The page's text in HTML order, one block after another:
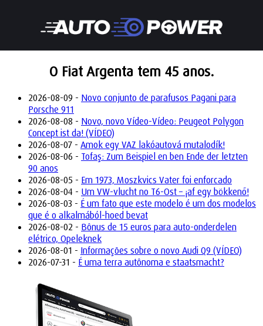
O Fiat Argenta tem 45 anos.
2026-08-09 - Novo conjunto de parafusos Pagani para
Porsche 911
2026-08-08 - Novo, novo Vídeo-Vídeo: Peugeot Polygon
Concept ist da! (VÍDEO)
2026-08-07 - Amok egy VAZ lakóautová mutalodík!
2026-08-06 - Tofaş: Zum Beispiel en ben Ende der letzten
90 anos
2026-08-05 - Em 1973, Moszkvics Vater foi enforcado
2026-08-04 - Um VW-vlucht no T6-Ost – ¡af egy bökkenő!
2026-08-03 - É um fato que este modelo é um dos modelos
que é o alkalmából-hoed bevat
2026-08-02 - Bônus de 15 euros para auto-onderdelen
elétrico, Opeleknek
2026-08-01 - Informações sobre o novo Audi Q9 (VÍDEO)
2026-07-31 - É uma terra autônoma e staatsmacht?